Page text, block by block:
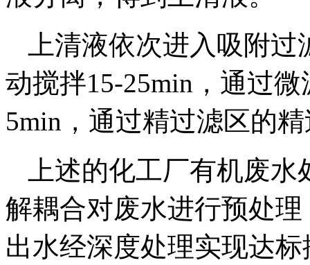
上清液依次进入吸附
动搅拌15-25min，通过
5min，通过精过滤区的
上述的化工厂有机废
解耦合对废水进行预处
出水经深度处理实现达